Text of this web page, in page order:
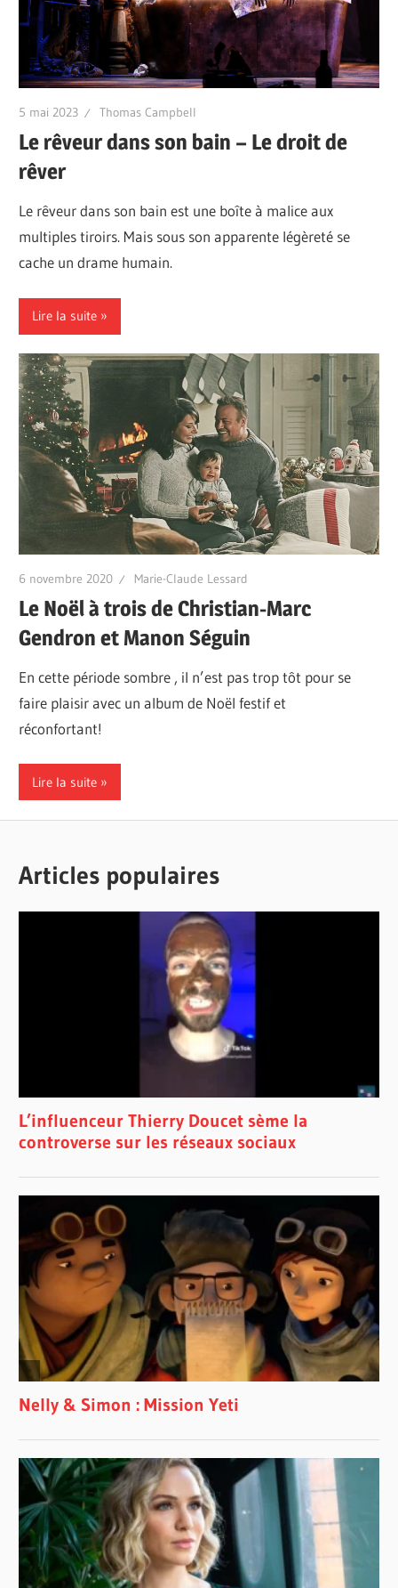
5 mai 2023 Thomas Campbell
Le rêveur dans son bain – Le droit de
rêver
Le rêveur dans son bain est une boîte à malice aux
multiples tiroirs. Mais sous son apparente légèreté se
cache un drame humain.
Lire la suite
6 novembre 2020 Marie-Claude Lessard
Le Noël à trois de Christian-Marc
Gendron et Manon Séguin
En cette période sombre , il n’est pas trop tôt pour se
faire plaisir avec un album de Noël festif et
réconfortant!
Lire la suite
Articles populaires